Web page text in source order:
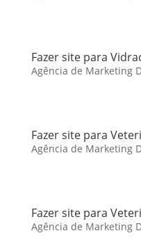
Fazer site para
Agência de Marketing
Fazer site para
Agência de Marketing
Fazer site para
Agência de Marketing